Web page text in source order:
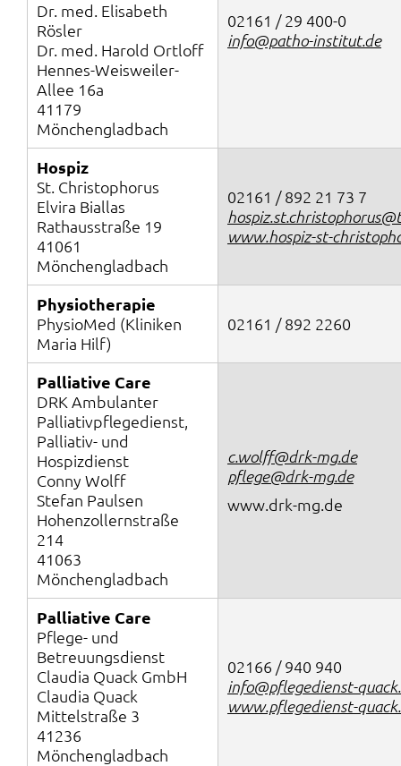
Dr. med. Elisabeth
Rösler
Dr. med. Harold Ortloff
Hennes-Weisweiler-
Allee 16a
41179
Mönchengladbach
02161 / 29 400-0
info@patho-institut.de
Hospiz
St. Christophorus
Elvira Biallas
Rathausstraße 19
41061
Mönchengladbach
02161 / 892 21 73 7
www.hospiz-st-
Physiotherapie
PhysioMed (Kliniken
Maria Hilf)
02161 / 892 2260
Palliative Care
DRK Ambulanter
Palliativpflegedienst,
Palliativ- und
Hospizdienst
Conny Wolff
Stefan Paulsen
Hohenzollernstraße
214
41063
Mönchengladbach
c.wolff@drk-mg.de
pflege@drk-mg.de
www.drk-mg.de
Palliative Care
Pflege- und
Betreuungsdienst
Claudia Quack GmbH
Claudia Quack
Mittelstraße 3
41236
Mönchengladbach
02166 / 940 940
info@pflegedienst-
www.pflegedienst-